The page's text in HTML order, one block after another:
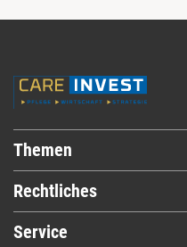
Themen
Rechtliches
Service